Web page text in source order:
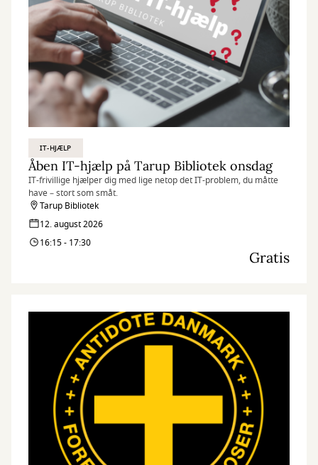
IT-HJÆLP
Åben IT-hjælp på Tarup Bibliotek onsdag
IT-frivillige hjælper dig med lige netop det IT-problem, du måtte
have – stort som småt.
Tarup Bibliotek
12. august 2026
16:15 - 17:30
Gratis